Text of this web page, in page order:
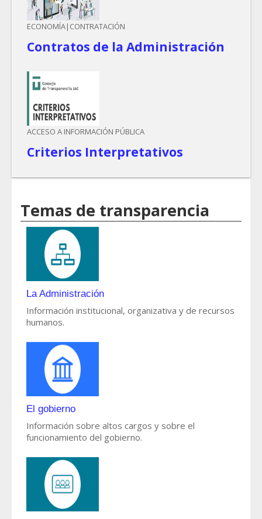
ECONOMÍA|CONTRATACIÓN
Contratos de la Administración
ACCESO A INFORMACIÓN PÚBLICA
Criterios Interpretativos
Temas de transparencia
La Administración
Información institucional, organizativa y de recursos
humanos.
El gobierno
Información sobre altos cargos y sobre el
funcionamiento del gobierno.